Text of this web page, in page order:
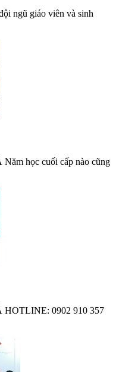
ngũ giáo viên và sinh
học cuối cấp nào cũng
0902 910 357